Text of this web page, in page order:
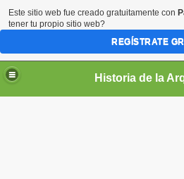
Este sitio web fue creado gratuitamente con
tener tu propio sitio web?
REGÍSTRATE